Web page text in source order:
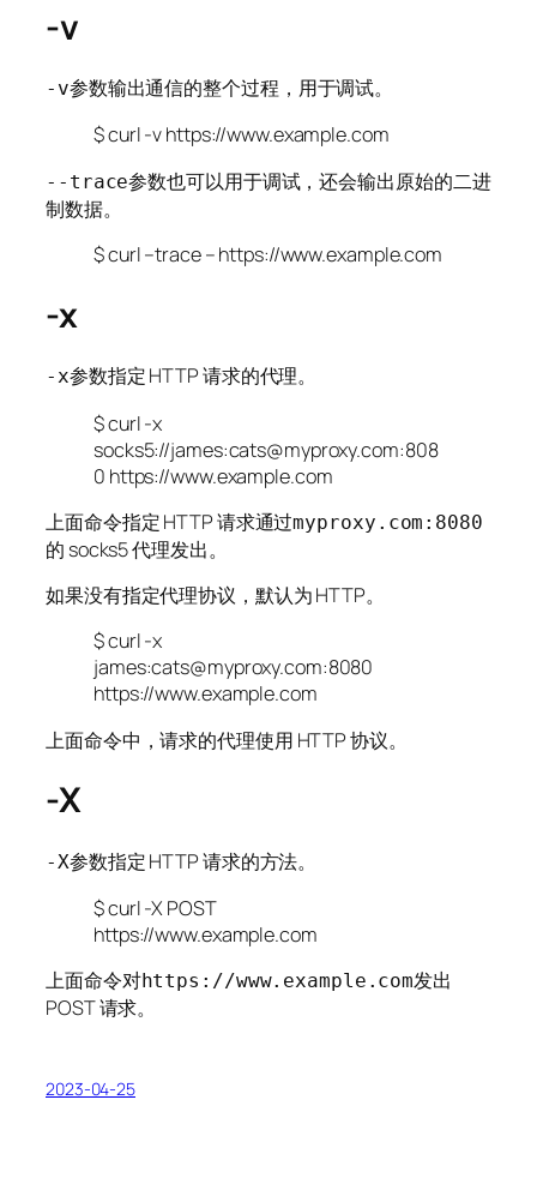
-v
-v参数输出通信的整个过程，用于调试。
$ curl -v https://www.example.com
--trace参数也可以用于调试，还会输出原始的二进
制数据。
$ curl –trace – https://www.example.com
-x
-x参数指定 HTTP 请求的代理。
$ curl -x
socks5://james:cats@myproxy.com:808
0 https://www.example.com
上面命令指定 HTTP 请求通过myproxy.com:8080
的 socks5 代理发出。
如果没有指定代理协议，默认为 HTTP。
$ curl -x
james:cats@myproxy.com:8080
https://www.example.com
上面命令中，请求的代理使用 HTTP 协议。
-X
-X参数指定 HTTP 请求的方法。
$ curl -X POST
https://www.example.com
上面命令对https://www.example.com发出
POST 请求。
2023-04-25